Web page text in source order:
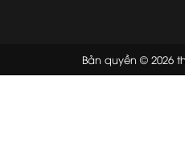
Bản quyền © 2026